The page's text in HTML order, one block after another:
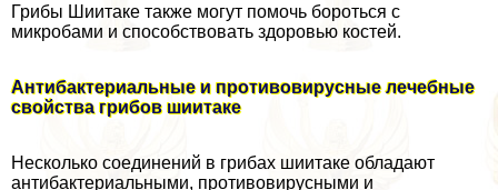
Грибы Шиитаке также могут помочь бороться с
микробами и способствовать здоровью костей.
Антибактериальные и противовирусные лечебные
свойства грибов шиитаке
Несколько соединений в грибах шиитаке обладают
антибактериальными, противовирусными и